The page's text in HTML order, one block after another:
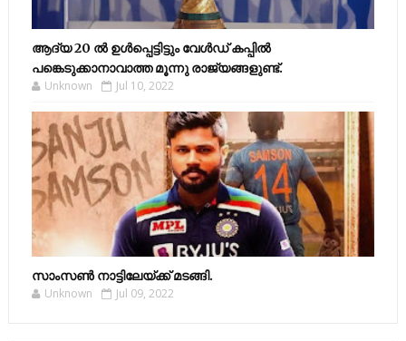
ആദ്യ 20 ല്‍ ഉള്‍പ്പെട്ടിട്ടും വേള്‍ഡ് കപ്പില്‍
പങ്കെടുക്കാനാവാത്ത മൂന്നു രാജ്യങ്ങളുണ്ട്.
Unknown Jul 10, 2022
സാംസണ്‍ നാട്ടിലേയ്‌ക്ക് മടങ്ങി.
Unknown Jul 09, 2022